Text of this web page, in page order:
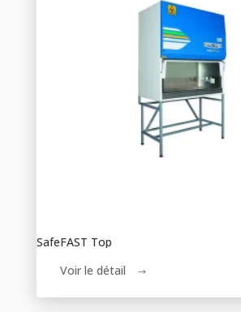
SafeFAST Top
Voir le détail
$